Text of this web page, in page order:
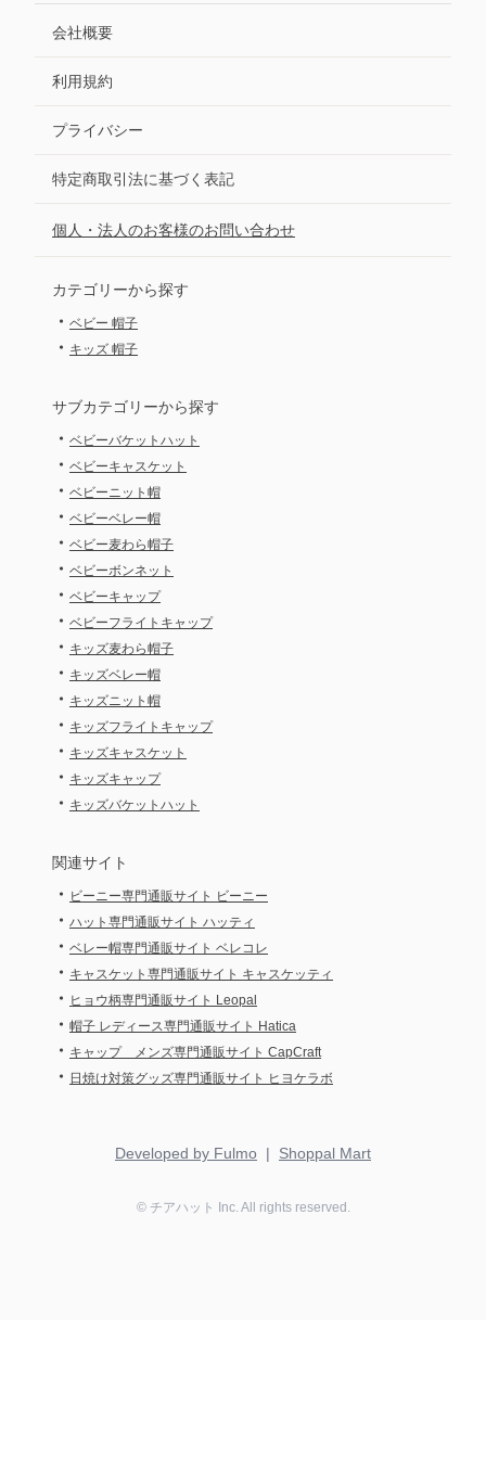
会社概要
利用規約
プライバシー
特定商取引法に基づく表記
個人・法人のお客様のお問い合わせ
カテゴリーから探す
・ ベビー 帽子
・ キッズ 帽子
サブカテゴリーから探す
・ ベビーバケットハット
・ ベビーキャスケット
・ ベビーニット帽
・ ベビーベレー帽
・ ベビー麦わら帽子
・ ベビーボンネット
・ ベビーキャップ
・ ベビーフライトキャップ
・ キッズ麦わら帽子
・ キッズベレー帽
・ キッズニット帽
・ キッズフライトキャップ
・ キッズキャスケット
・ キッズキャップ
・ キッズバケットハット
関連サイト
・ ビーニー専門通販サイト ビーニー
・ ハット専門通販サイト ハッティ
・ ベレー帽専門通販サイト ベレコレ
・ キャスケット専門通販サイト キャスケッティ
・ ヒョウ柄専門通販サイト Leopal
・ 帽子 レディース専門通販サイト Hatica
・ キャップ メンズ専門通販サイト CapCraft
・ 日焼け対策グッズ専門通販サイト ヒヨケラボ
Developed by Fulmo | Shoppal Mart
© チアハット Inc. All rights reserved.